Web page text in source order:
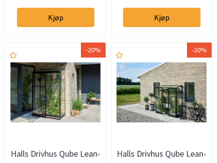
Kjøp Kjøp
-20%
Halls Drivhus Qube Lean-
-20%
Halls Drivhus Qube Lean-